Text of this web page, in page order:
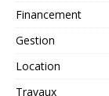
Financement
Gestion
Location
Travaux